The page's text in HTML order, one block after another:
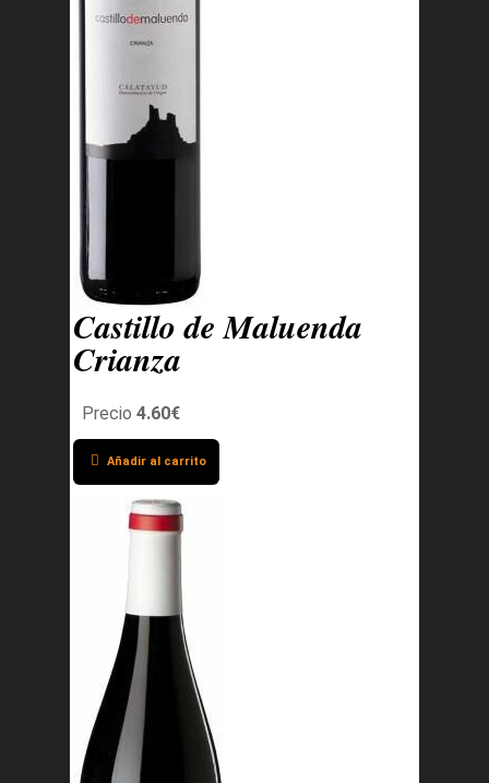
Castillo de Maluenda
Crianza
Precio4.60€
Añadir al carrito